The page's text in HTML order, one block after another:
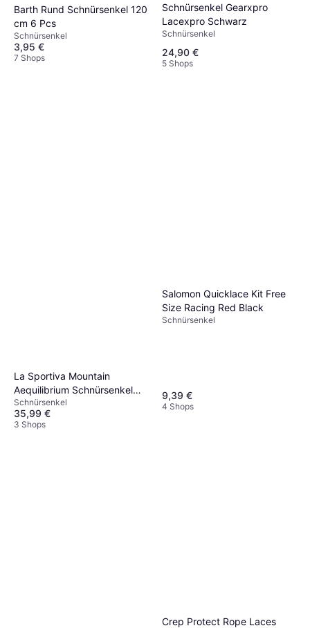
Barth Rund Schnürsenkel 120
cm 6 Pcs
Schnürsenkel
3,95 €
7 Shops
Schnürsenkel Gearxpro
Lacexpro Schwarz
Schnürsenkel
24,90 €
5 Shops
La Sportiva Mountain
Aequilibrium Schnürsenkel
Schwarz
Schnürsenkel
35,99 €
3 Shops
Salomon Quicklace Kit Free
Size Racing Red Black
Schnürsenkel
9,39 €
4 Shops
Crep Protect Rope Laces